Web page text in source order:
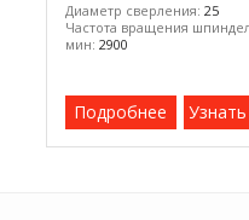
Диаметр сверления: 25
Частота вращения
мин: 2900
Подробнее